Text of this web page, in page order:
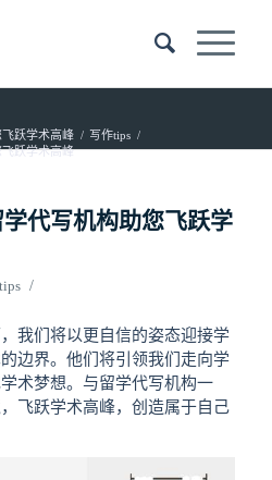
跃学术高峰 / 写作tips /
跃学术高峰
代写机构助您飞跃学
/
我们将以更自信的姿态迎接学
边界。他们将引领我们走向学
术梦想。与留学代写机构一
飞跃学术高峰，创造属于自己